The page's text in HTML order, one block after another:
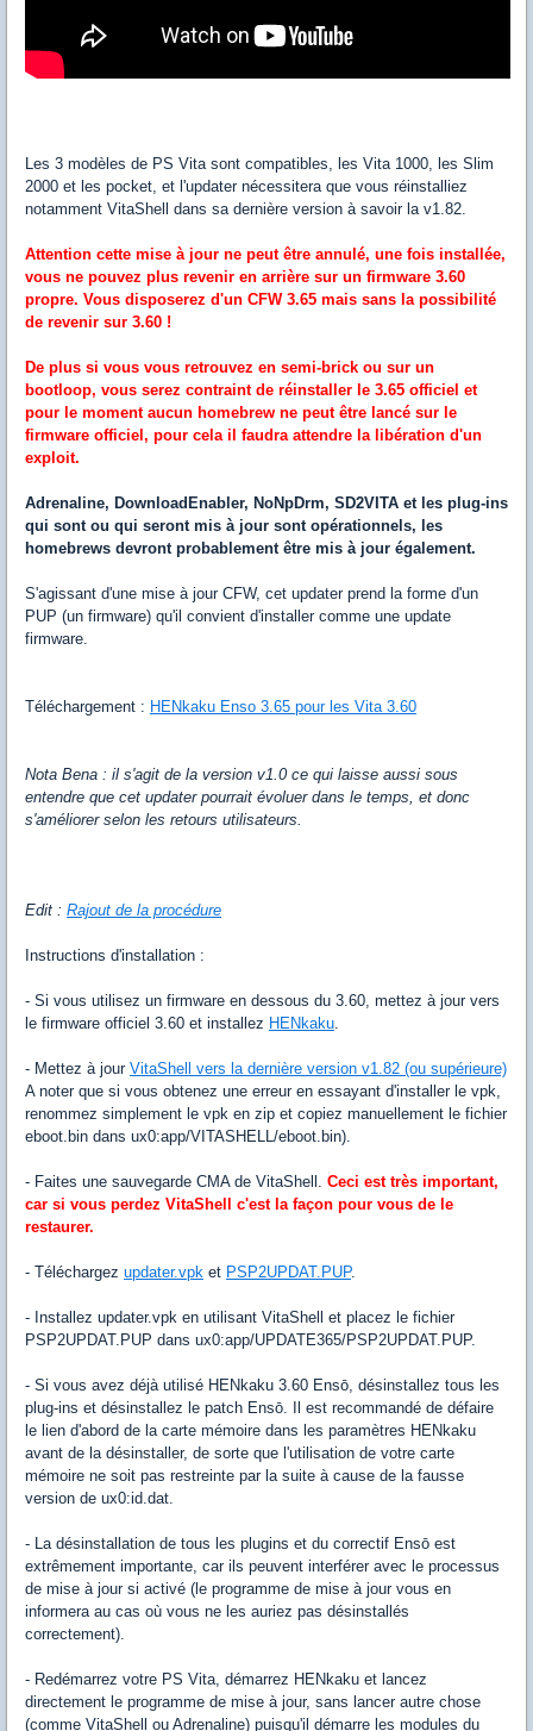
Les 3 modèles de PS Vita sont compatibles, les Vita 1000, les Slim
2000 et les pocket, et l'updater nécessitera que vous réinstalliez
notamment VitaShell dans sa dernière version à savoir la v1.82.
Attention cette mise à jour ne peut être annulé, une fois installée,
vous ne pouvez plus revenir en arrière sur un firmware 3.60
propre. Vous disposerez d'un CFW 3.65 mais sans la possibilité
de revenir sur 3.60 !
De plus si vous vous retrouvez en semi-brick ou sur un
bootloop, vous serez contraint de réinstaller le 3.65 officiel et
pour le moment aucun homebrew ne peut être lancé sur le
firmware officiel, pour cela il faudra attendre la libération d'un
exploit.
Adrenaline, DownloadEnabler, NoNpDrm, SD2VITA et les plug-ins
qui sont ou qui seront mis à jour sont opérationnels, les
homebrews devront probablement être mis à jour également.
S'agissant d'une mise à jour CFW, cet updater prend la forme d'un
PUP (un firmware) qu'il convient d'installer comme une update
firmware.
Téléchargement : HENkaku Enso 3.65 pour les Vita 3.60
Nota Bena : il s'agit de la version v1.0 ce qui laisse aussi sous
entendre que cet updater pourrait évoluer dans le temps, et donc
s'améliorer selon les retours utilisateurs.
Edit : Rajout de la procédure
Instructions d'installation :
- Si vous utilisez un firmware en dessous du 3.60, mettez à jour vers
le firmware officiel 3.60 et installez HENkaku
- Mettez à jour VitaShell vers la dernière version v1.82 (ou supérieure)
A noter que si vous obtenez une erreur en essayant d'installer le vpk,
renommez simplement le vpk en zip et copiez manuellement le fichier
eboot.bin dans ux0:app/VITASHELL/eboot.bin).
- Faites une sauvegarde CMA de VitaShell. Ceci est très important,
car si vous perdez VitaShell c'est la façon pour vous de le
restaurer.
- Téléchargez updater.vpk et PSP2UPDAT.PUP.
- Installez updater.vpk en utilisant VitaShell et placez le fichier
PSP2UPDAT.PUP dans ux0:app/UPDATE365/PSP2UPDAT.PUP.
- Si vous avez déjà utilisé HENkaku 3.60 Ensō, désinstallez tous les
plug-ins et désinstallez le patch Ensō. Il est recommandé de défaire
le lien d'abord de la carte mémoire dans les paramètres HENkaku
avant de la désinstaller, de sorte que l'utilisation de votre carte
mémoire ne soit pas restreinte par la suite à cause de la fausse
version de ux0:id.dat.
- La désinstallation de tous les plugins et du correctif Ensō est
extrêmement importante, car ils peuvent interférer avec le processus
de mise à jour si activé (le programme de mise à jour vous en
informera au cas où vous ne les auriez pas désinstallés
correctement).
- Redémarrez votre PS Vita, démarrez HENkaku et lancez
directement le programme de mise à jour, sans lancer autre chose
(comme VitaShell ou Adrenaline) puisqu'il démarre les modules du